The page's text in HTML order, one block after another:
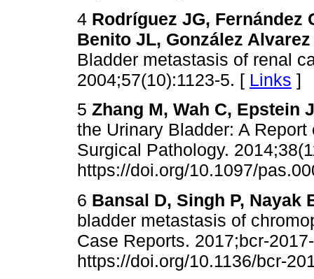
4 Rodríguez JG, Fernández
Benito JL, González
Bladder metastasis of renal
2004;57(10):1123-5. [ Links ]
5 Zhang M, Wah C, Epstein
the Urinary Bladder: A
Surgical Pathology.
https://doi.org/10.1097/
6 Bansal D, Singh P, Nayak
bladder metastasis of
Case Reports. 2017;bcr-
https://doi.org/10.1136/bcr-